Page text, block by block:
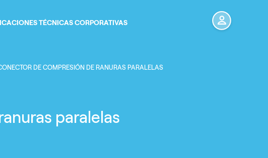
TÉCNICAS CORPORATIVAS Menú de cuenta de
de ayuda a la navegación
DE COMPRESIÓN DE RANURAS PARALELAS
paralelas